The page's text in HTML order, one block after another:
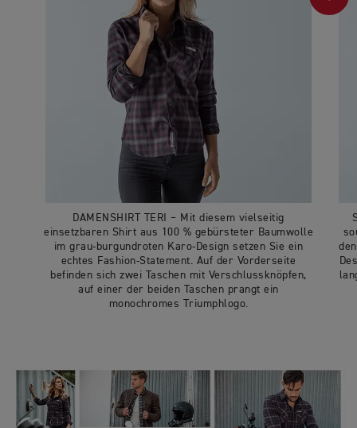
DAMENSHIRT TERI − Mit diesem vielseitig
einsetzbaren Shirt aus 100 % gebürsteter Baumwolle
im grau-burgundroten Karo-Design setzen Sie ein
echtes Fashion-Statement. Auf der Vorderseite
befinden sich zwei Taschen mit Verschlussknöpfen,
auf einer der beiden Taschen prangt ein
monochromes Triumphlogo.